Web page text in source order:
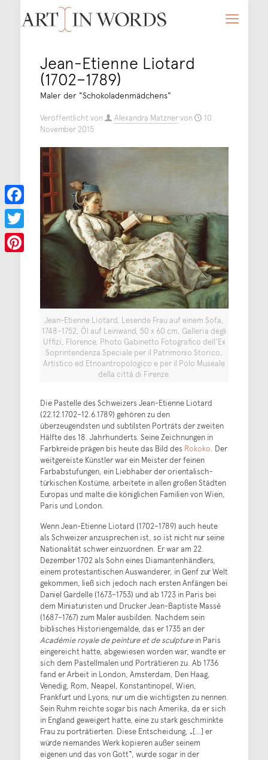
Jean-Etienne Liotard
(1702–1789)
Maler der "Schokoladenmädchens"
Veröffentlicht von Alexandra Matznervon
10.
November 2015
Jean-Etienne Liotard, Lesende Frau auf einem Sofa,
1748–1752, Öl auf Leinwand, 50 x 60 cm, Galleria degli
Uffizi, Florence, Photo Gabinetto Fotografico dell'Ex
Soprintendenza Speciale per il Patrimonio Storico,
Artistico ed Etnoantropologico e per il Polo Museale
della cittá di Firenze.
Die Pastelle des Schweizers Jean-Etienne Liotard
(22.12.1702–12.6.1789) gehören zu den
überzeugendsten und subtilsten Porträts der zweiten
Hälfte des 18. Jahrhunderts. Seine Zeichnungen in
Farbkreide prägen bis heute das Bild des Rokoko . Der
weitgereiste Künstler war ein Meister der feinen
Farbabstufungen, ein Liebhaber der orientalisch-
türkischen Kostüme, arbeitete in allen großen Städten
Europas und malte die königlichen Familien von Wien,
Paris und London.
Wenn Jean-Etienne Liotard (1702–1789) auch heute
als Schweizer anzusprechen ist, so ist nicht nur seine
Nationalität schwer einzuordnen. Er war am 22.
Dezember 1702 als Sohn eines Diamantenhändlers,
einem protestantischen Auswanderer, in Genf zur Welt
gekommen, ließ sich jedoch nach ersten Anfängen bei
Daniel Gardelle (1673–1753) und ab 1723 in Paris bei
dem Miniaturisten und Drucker Jean-Baptiste Massé
(1687–1767) zum Maler ausbilden. Nachdem sein
biblisches Historiengemälde, das er 1735 an der
Académie royale de peinture et de sculpturein Paris
eingereicht hatte, abgewiesen worden war, wandte er
sich dem Pastellmalen und Porträtieren zu. Ab 1736
fand er Arbeit in London, Amsterdam, Den Haag,
Venedig, Rom, Neapel, Konstantinopel, Wien,
Frankfurt und Lyons, nur um die wichtigsten zu nennen.
Sein Ruhm reichte sogar bis nach Amerika, da er sich
in England geweigert hatte, eine zu stark geschminkte
Frau zu porträtierten. Diese Entscheidung, „[…] er
würde niemandes Werk kopieren außer seinem
eigenen und das von Gott“, wurde sogar in der
Facebook
Twitter